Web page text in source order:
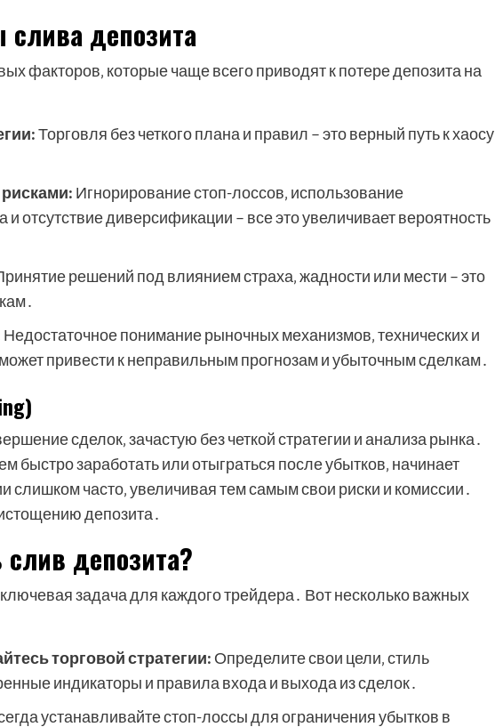
депозита
факторов‚ которые чаще всего приводят к потере депозита на
Торговля без четкого плана и правил – это верный путь к хаосу
Игнорирование стоп-лоссов‚ использование
и отсутствие диверсификации – все это увеличивает вероятность
решений под влиянием страха‚ жадности или мести – это
Недостаточное понимание рыночных механизмов‚ технических и
привести к неправильным прогнозам и убыточным сделкам․
сделок‚ зачастую без четкой стратегии и анализа рынка․
быстро заработать или отыграться после убытков‚ начинает
слишком часто‚ увеличивая тем самым свои риски и комиссии․
депозита․
депозита?
задача для каждого трейдера․ Вот несколько важных
торговой стратегии: Определите свои цели‚ стиль
индикаторы и правила входа и выхода из сделок․
устанавливайте стоп-лоссы для ограничения убытков в